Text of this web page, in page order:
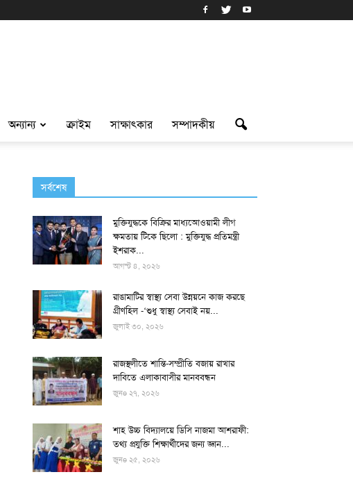
অন্যান্য ক্রাইম সাক্ষাৎকার সম্পাদকীয়
সর্বশেষ
মুক্তিযুদ্ধকে বিক্রির মাধ্যআেওয়ামী লীগ
ক্ষমতায় টিকে ছিলো : মুক্তিযুদ্ধ প্রতিমন্ত্রী
ইশরাক...
আগস্ট ৪, ২০২৬
রাঙামাটির স্বাস্থ্য সেবা উন্নয়নে কাজ করছে
গ্রীণহিল -‘শুধু স্বাস্থ্য সেবাই নয়...
জুলাই ৩০, ২০২৬
রাজস্থলীতে শান্তি-সম্প্রীতি বজায় রাখার
দাবিতে এলাকাবাসীর মানববন্ধন
জুনe ২৭, ২০২৬
শাহ উচ্চ বিদ্যালয়ে ডিসি নাজমা আশরাফী:
তথ্য প্রযুক্তি শিক্ষার্থীদের জন্য জ্ঞান...
জুনe ২৫, ২০২৬